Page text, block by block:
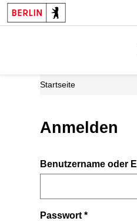
Startseite
Anmelden
Benutzername oder
Passwort*